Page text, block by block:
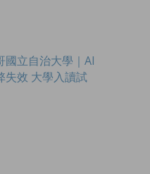
國立自治大學｜AI
失效 大學入讀試